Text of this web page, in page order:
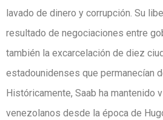
lavado de dinero y corrupción. Su
resultado de negociaciones entre
también la excarcelación de diez
estadounidenses que permanecían
Históricamente, Saab ha mantenido
venezolanos desde la época de